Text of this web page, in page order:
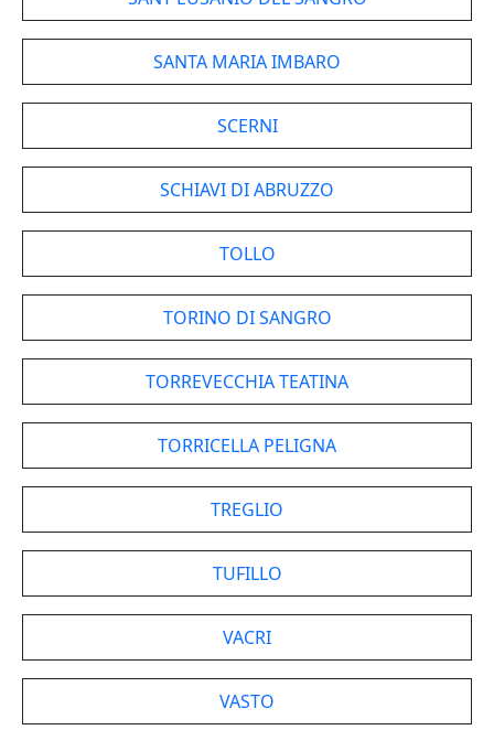
SANTA MARIA IMBARO
SCERNI
SCHIAVI DI ABRUZZO
TOLLO
TORINO DI SANGRO
TORREVECCHIA TEATINA
TORRICELLA PELIGNA
TREGLIO
TUFILLO
VACRI
VASTO